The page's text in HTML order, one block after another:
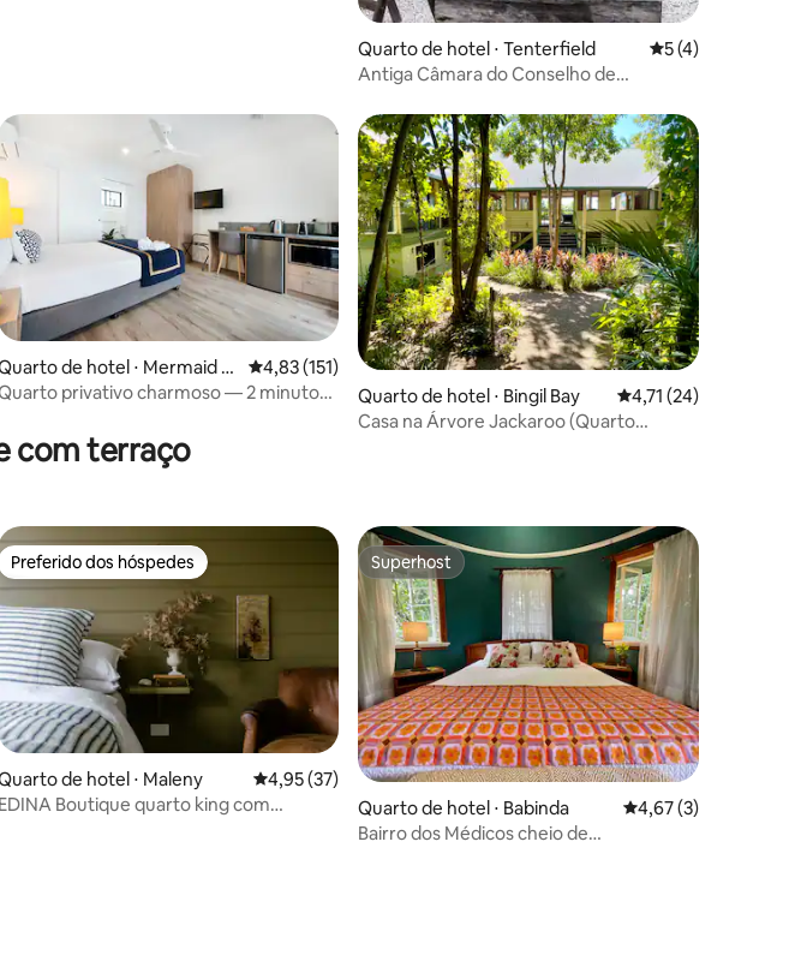
Quarto de hotel ⋅ Tenterfield 5 de uma
5 (4)
Antiga Câmara do Conselho de
média de 5, 14 avaliações
de hotel ⋅ Mermaid B
4,83 de uma avaliação média de 5, 151 avaliações
4,83 (151)
privativo charmoso — 2 minutos
Quarto de hotel ⋅ Bingil Bay 4,71 de uma
4,71 (24)
Casa na Árvore Jackaroo (Quarto
com terraço
Preferido dos hóspedes
Preferido dos hóspedes
de hotel ⋅ Maleny 4,95 de uma avaliação média de 5, 37 avaliações
4,95 (37)
EDINA Boutique quarto king com
Superhost
Superhost
Quarto de hotel ⋅ Babinda 4,67 de uma
4,67 (3)
Bairro dos Médicos cheio de